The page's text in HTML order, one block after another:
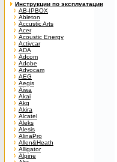
Инструкции по эксплуатации
AB-IPBOX
Ableton
Accustic Arts
Acer
Acoustic Energy
Activcar
ADA
Adcom
Adobe
Advocam
AEG
Aegis
Aiwa
Akai
Akg
Akira
Alcatel
Aleks
Alesis
AlinaPro
Allen&Heath
Alligator
Alpine